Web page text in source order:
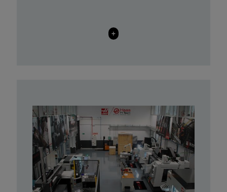
+
Ibertest PEV200-W
Ibertest MEHP2000 5W
Puente grúa de hasta 1 tonelada
LEICA TCRM 1205
Proceq Profometer 5
Haver&Boecker EML 200 Pure